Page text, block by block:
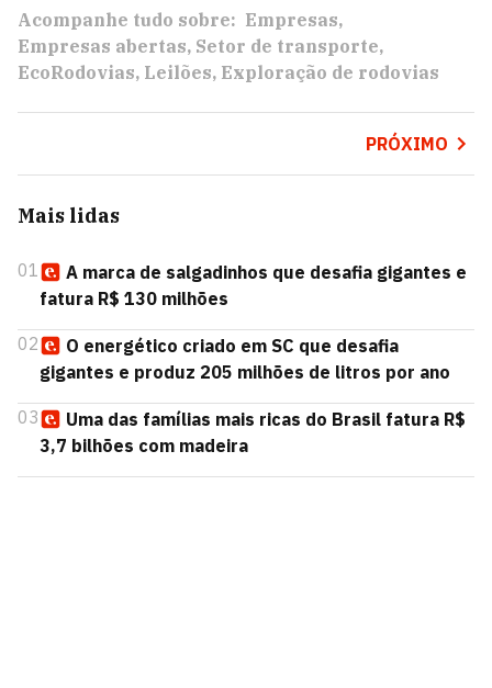
Acompanhe tudo sobre: Empresas
Empresas abertas Setor de transporte
EcoRodovias Leilões Exploração de rodovias
PRÓXIMO
Mais lidas
01
A marca de salgadinhos que desafia gigantes e
fatura R$ 130 milhões
02
O energético criado em SC que desafia
gigantes e produz 205 milhões de litros por ano
03
Uma das famílias mais ricas do Brasil fatura R$
3,7 bilhões com madeira